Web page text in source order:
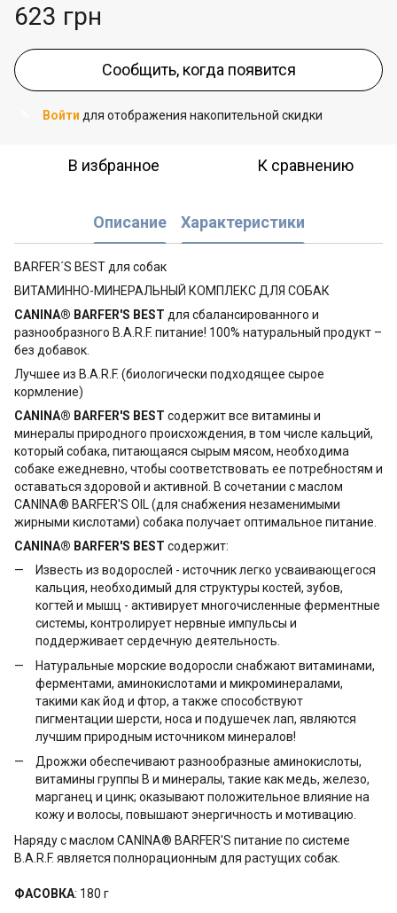
623 грн
Сообщить, когда появится
Войти для отображения накопительной скидки
В избранное К сравнению
Описание Характеристики
BARFER´S BEST для собак
ВИТАМИННО-МИНЕРАЛЬНЫЙ КОМПЛЕКС ДЛЯ СОБАК
CANINA® BARFER'S BEST для сбалансированного и
разнообразного B.A.R.F. питание! 100% натуральный продукт –
без добавок.
Лучшее из B.A.R.F. (биологически подходящее сырое
кормление)
CANINA® BARFER'S BEST содержит все витамины и
минералы природного происхождения, в том числе кальций,
который собака, питающаяся сырым мясом, необходима
собаке ежедневно, чтобы соответствовать ее потребностям и
оставаться здоровой и активной. В сочетании с маслом
CANINA® BARFER'S OIL (для снабжения незаменимыми
жирными кислотами) собака получает оптимальное питание.
CANINA® BARFER'S BEST содержит:
Известь из водорослей - источник легко усваивающегося
кальция, необходимый для структуры костей, зубов,
когтей и мышц - активирует многочисленные ферментные
системы, контролирует нервные импульсы и
поддерживает сердечную деятельность.
Натуральные морские водоросли снабжают витаминами,
ферментами, аминокислотами и микроминералами,
такими как йод и фтор, а также способствуют
пигментации шерсти, носа и подушечек лап, являются
лучшим природным источником минералов!
Дрожжи обеспечивают разнообразные аминокислоты,
витамины группы В и минералы, такие как медь, железо,
марганец и цинк; оказывают положительное влияние на
кожу и волосы, повышают энергичность и мотивацию.
Наряду с маслом CANINA® BARFER'S питание по системе
B.A.R.F. является полнорационным для растущих собак.
ФАСОВКА: 180 г